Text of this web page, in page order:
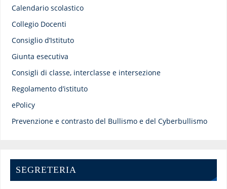
Calendario scolastico
Collegio Docenti
Consiglio d’Istituto
Giunta esecutiva
Consigli di classe, interclasse e intersezione
Regolamento d’istituto
ePolicy
Prevenzione e contrasto del Bullismo e del Cyberbullismo
SEGRETERIA